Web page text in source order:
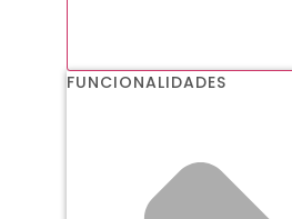
FUNCIONALIDADES